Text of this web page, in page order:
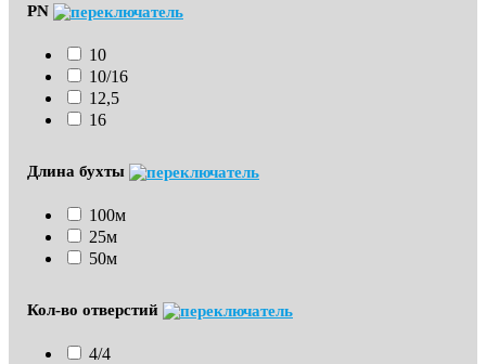
PN
10
10/16
12,5
16
Длина бухты
100м
25м
50м
Кол-во отверстий
4/4